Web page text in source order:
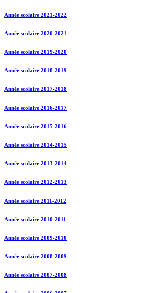
Année scolaire 2021-2022
Année scolaire 2020-2021
Année scolaire 2019-2020
Année scolaire 2018-2019
Année scolaire 2017-2018
Année scolaire 2016-2017
Année scolaire 2015-2016
Année scolaire 2014-2015
Année scolaire 2013-2014
Année scolaire 2012-2013
Année scolaire 2011-2012
Année scolaire 2010-2011
Année scolaire 2009-2010
Année scolaire 2008-2009
Année scolaire 2007-2008